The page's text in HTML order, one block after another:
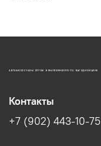
АВТОАКСЕССУАРЫ ОПТОМ В ЕКАТЕРИНБУРГЕ ПО ВЫГОДНОЙ ЦЕНЕ
Контакты
+7 (902) 443-10-75